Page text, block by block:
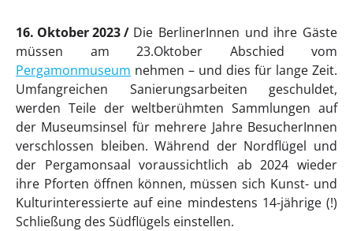
16. Oktober 2023
Die BerlinerInnen und ihre Gäste
müssen am 23.Oktober Abschied vom
Pergamonmuseum nehmen – und dies für lange Zeit.
Umfangreichen Sanierungsarbeiten geschuldet,
werden Teile der weltberühmten Sammlungen auf
der Museumsinsel für mehrere Jahre BesucherInnen
verschlossen bleiben. Während der Nordflügel und
der Pergamonsaal voraussichtlich ab 2024 wieder
ihre Pforten öffnen können, müssen sich Kunst- und
Kulturinteressierte auf eine mindestens 14-jährige (!)
Schließung des Südflügels einstellen.